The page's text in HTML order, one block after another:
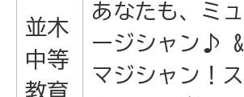
並木
中等
教育
あなたも、ミュ
ージシャン♪ &
マジシャン！ス